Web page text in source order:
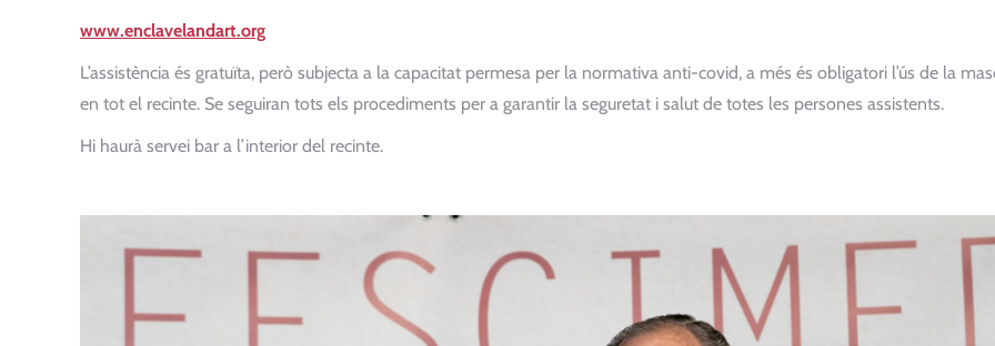
www.enclavelandart.org
L’assistència és gratuïta, però subjecta a la capacitat permesa per la normativa anti-covid, a més és obligatori l’ús de la
en tot el recinte. Se seguiran tots els procediments per a garantir la seguretat i salut de totes les persones assistents.
Hi haurà servei bar a l’interior del recinte.